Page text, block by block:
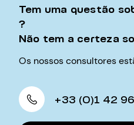
Tem uma questão
?
Não tem a certeza
Os nossos consultores
+33 (0)1 42